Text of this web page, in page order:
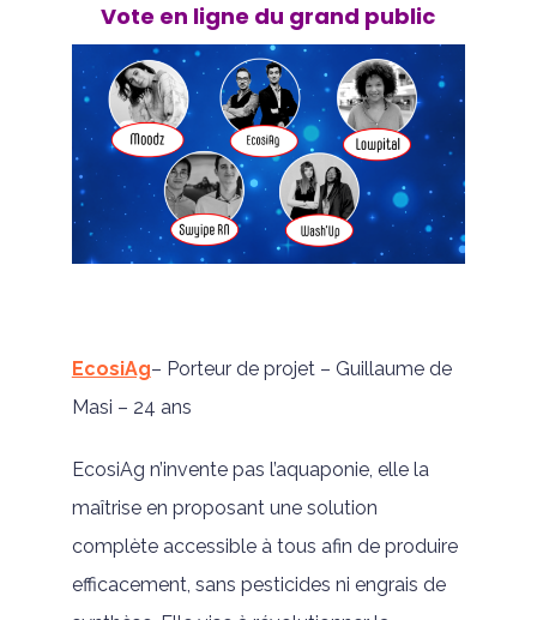
Vote en ligne du grand public
EcosiAg– Porteur de projet – Guillaume de
Masi – 24 ans
EcosiAg n’invente pas l’aquaponie, elle la
maîtrise en proposant une solution
complète accessible à tous afin de produire
efficacement, sans pesticides ni engrais de